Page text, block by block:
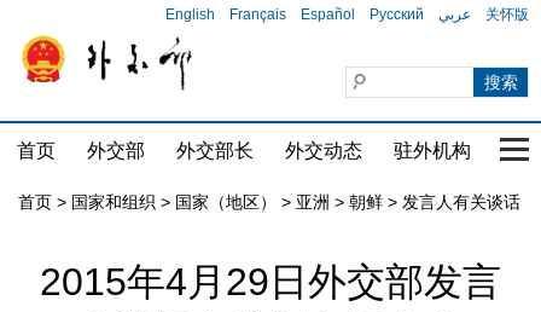
English Français Español Русский عربي 关怀版
首页 外交部 外交部长 外交动态 驻外机构 国
首页 > 国家和组织 > 国家（地区） > 亚洲 > 朝鲜 > 发言人有关谈话
2015年4月29日外交部发言